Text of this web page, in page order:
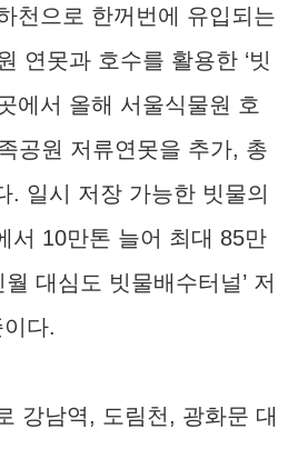
천으로 한꺼번에 유입되는
연못과 호수를 활용한 ‘빗
에서 올해 서울식물원 호
공원 저류연못을 추가, 총
. 일시 저장 가능한 빗물의
서 10만톤 늘어 최대 85만
대심도 빗물배수터널’ 저
다.
강남역, 도림천, 광화문 대